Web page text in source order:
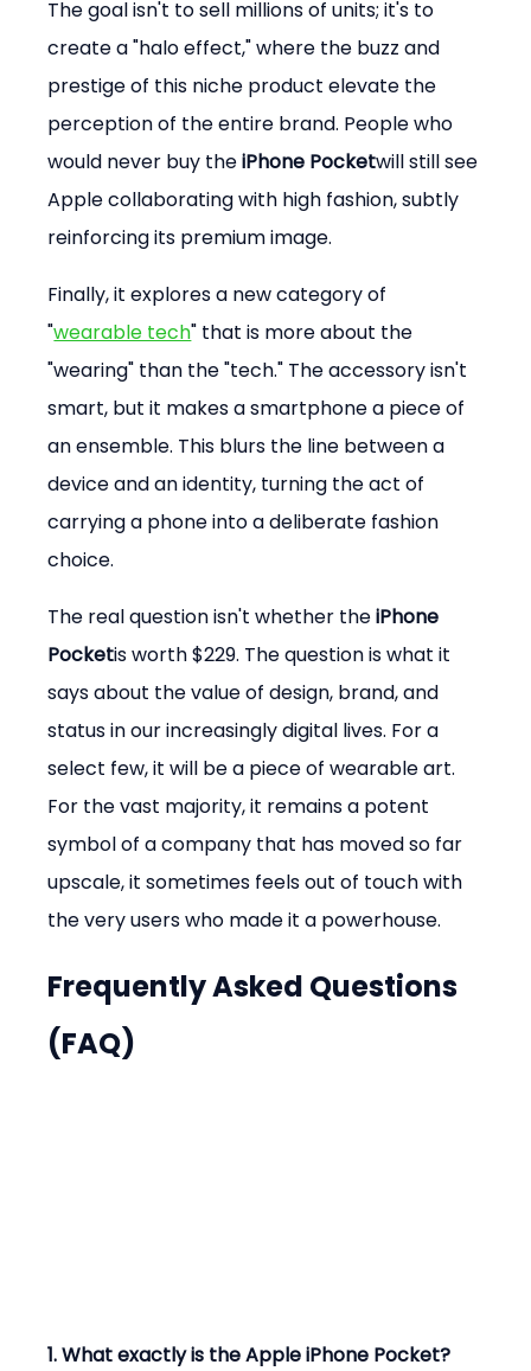
The goal isn't to sell millions of units; it's to
create a "halo effect," where the buzz and
prestige of this niche product elevate the
perception of the entire brand. People who
would never buy the iPhone Pocketwill still see
Apple collaborating with high fashion, subtly
reinforcing its premium image.
Finally, it explores a new category of
"wearable tech" that is more about the
"wearing" than the "tech." The accessory isn't
smart, but it makes a smartphone a piece of
an ensemble. This blurs the line between a
device and an identity, turning the act of
carrying a phone into a deliberate fashion
choice.
The real question isn't whether the iPhone
Pocketis worth $229. The question is what it
says about the value of design, brand, and
status in our increasingly digital lives. For a
select few, it will be a piece of wearable art.
For the vast majority, it remains a potent
symbol of a company that has moved so far
upscale, it sometimes feels out of touch with
the very users who made it a powerhouse.
Frequently Asked Questions
(FAQ)
1. What exactly is the Apple iPhone Pocket?